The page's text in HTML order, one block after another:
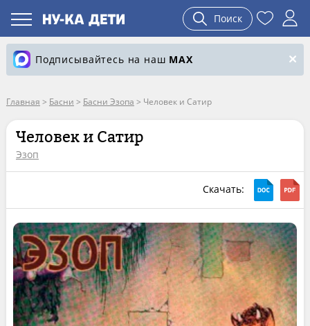
Поиск
Подписывайтесь на наш MAX
Главная > Басни > Басни Эзопа > Человек и Сатир
Человек и Сатир
Эзоп
Скачать: